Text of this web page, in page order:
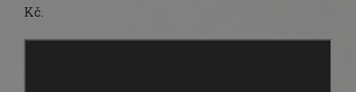
Kč.